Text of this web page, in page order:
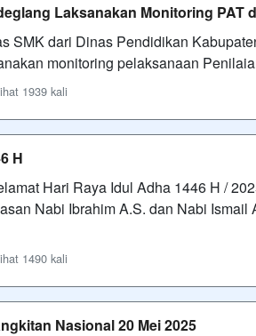
Laksanakan Monitoring PAT
SMK dari Dinas Pendidikan
monitoring pelaksanaan
1939 kali
H
Hari Raya Idul Adha 1446 H /
Nabi Ibrahim A.S. dan Nabi Ismail
1490 kali
Nasional 20 Mei 2025